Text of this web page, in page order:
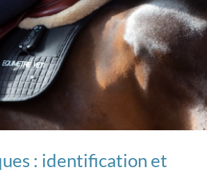
: identification et